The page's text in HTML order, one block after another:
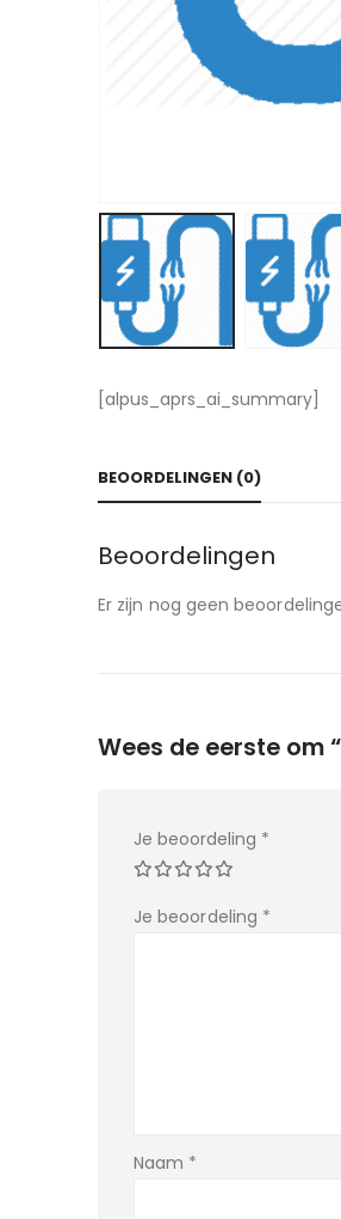
[alpus_aprs_ai_summary]
BEOORDELINGEN (0)
Beoordelingen
Er zijn nog geen
Wees de eerste om
Je beoordeling *
Je beoordeling *
Naam *